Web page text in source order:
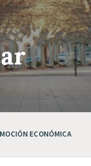
ECONÓMICA